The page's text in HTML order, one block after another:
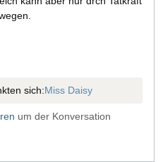
sich:Miss Daisy
um der Konversation